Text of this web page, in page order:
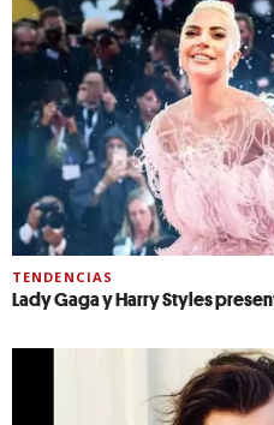
TENDENCIAS
Lady Gaga y Harry Styles